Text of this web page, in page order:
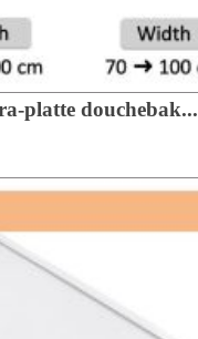
platte douchebak...